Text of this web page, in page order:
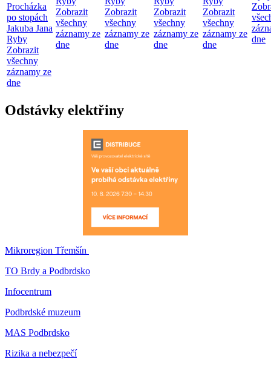
Procházka
po stopách
Jakuba Jana
Ryby
Zobrazit
všechny
záznamy ze
dne
Zobrazit
všechny
záznamy ze
dne
Zobrazit
všechny
záznamy ze
dne
Zobrazit
všechny
záznamy ze
dne
Zobrazit
všechny
záznamy ze
dne
dne
Odstávky elektřiny
Mikroregion Třemšín
TO Brdy a Podbrdsko
Infocentrum
Podbrdské muzeum
MAS Podbrdsko
Rizika a nebezpečí